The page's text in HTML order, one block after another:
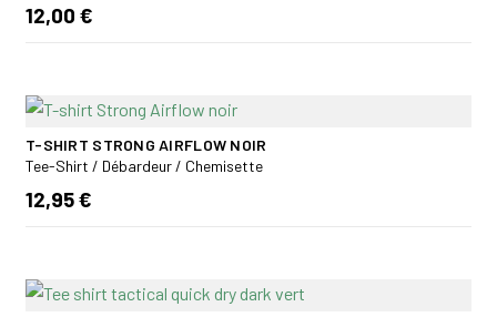
12,00 €
T-SHIRT STRONG AIRFLOW NOIR
Tee-Shirt / Débardeur / Chemisette
12,95 €